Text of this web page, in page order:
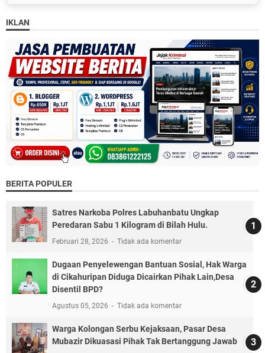
IKLAN
BERITA POPULER
Satres Narkoba Polres Labuhanbatu Ungkap
Peredaran Sabu 1 Kilogram di Bilah Hulu.
Februari 28, 2026 Tidak ada komentar
Dugaan Penyelewengan Bantuan Sosial, Hak Warga
di Cikahuripan Diduga Dicairkan Pihak Lain,Desa
Disentil BPD?
Agustus 05, 2026 Tidak ada komentar
Warga Kolongan Serbu Kejaksaan, Pasar Desa
Mubazir Dikuasasi Pihak Tak Bertanggung Jawab